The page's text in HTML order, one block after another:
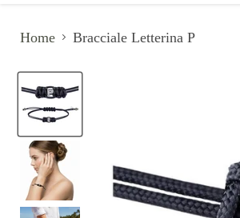
Home Bracciale Letterina P